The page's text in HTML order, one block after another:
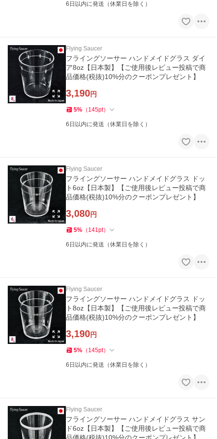
6日以内に発送（休業日を除く）
Flying Saucer
フライングソーサー ハンドメイドグラス ダイ
ア8oz【日本製】【ご使用後レビュー投稿で商
品価格(税抜)10%分のクーポンプレゼント】
3,190円
5% （ 145pt）
6日以内に発送（休業日を除く）
Flying Saucer
フライングソーサー ハンドメイドグラス ドッ
ト6oz【日本製】【ご使用後レビュー投稿で商
品価格(税抜)10%分のクーポンプレゼント】
3,080円
5% （ 141pt）
6日以内に発送（休業日を除く）
Flying Saucer
フライングソーサー ハンドメイドグラス ドッ
ト8oz【日本製】【ご使用後レビュー投稿で商
品価格(税抜)10%分のクーポンプレゼント】
3,190円
5% （ 145pt）
6日以内に発送（休業日を除く）
Flying Saucer
フライングソーサー ハンドメイドグラス サン
ド6oz【日本製】【ご使用後レビュー投稿で商